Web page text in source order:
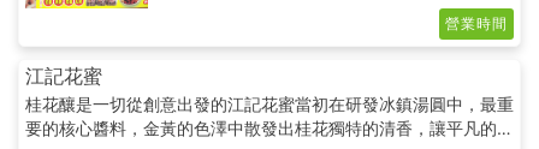
營業時間
江記花蜜
桂花釀是一切從創意出發的江記花蜜當初在研發冰鎮湯圓中，最重
要的核心醬料，金黃的色澤中散發出桂花獨特的清香，讓平凡的客